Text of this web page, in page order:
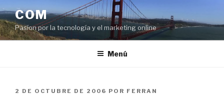
al
contenido
COM
Pasíon por la tecnología y el marketing online
Menú
PUBLICADO
2 DE OCTUBRE DE 2006 POR FERRAN